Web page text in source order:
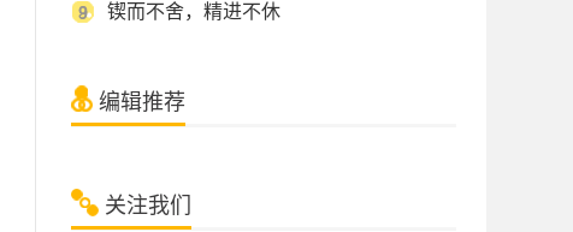
锲而不舍，精进不休
编辑推荐
关注我们